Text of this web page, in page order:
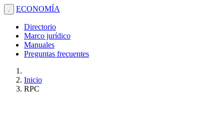
. ECONOMÍA
Directorio
Marco jurídico
Manuales
Preguntas frecuentes
Inicio
RPC